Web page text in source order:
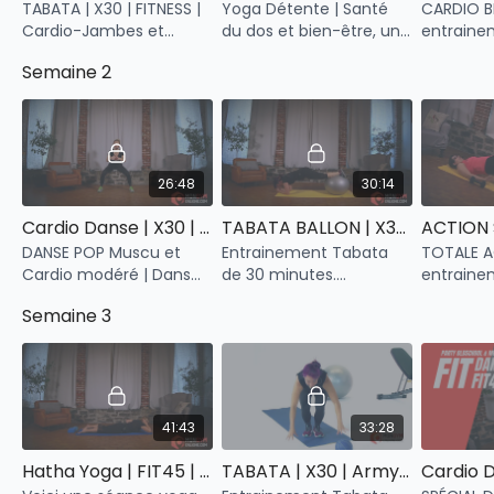
TABATA | X30 | FITNESS |
Cardio-Jambes et
Jumping Jacks, Squat,
Planche, Croisés et bien
plus.
Yoga Détente | Santé
du dos et bien-être, une
dans un rythme
accessible à tous.
CARDIO
ta
Semaine 2
26:48
Cardio Danse | X30 | POP | Muscu et Cardio Modéré
DANSE POP Muscu et
Cardio modéré | Dans
minutes, nous avons
sélectionné les blocs
musculaires et
cardiovasculaires.
30:14
TABATA BALLON | X30 | Ninja | Muscu express
Entrainement Tabata
de 30 minutes.
Pectoraux, Lombaires et
Muscles stabilisateurs.
TOTALE
de
tout le
Semaine 3
41:43
Hatha Yoga | FIT45 | Détente | Ancrage, ressourcement et bien-être
33:28
TABATA | X30 | Army | What's missing to a burpee?